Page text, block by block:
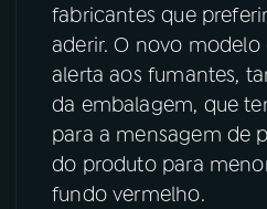
fabricantes que
aderir. O novo
alerta aos fumantes,
da embalagem, que
para a mensagem de
do produto para
fundo vermelho.